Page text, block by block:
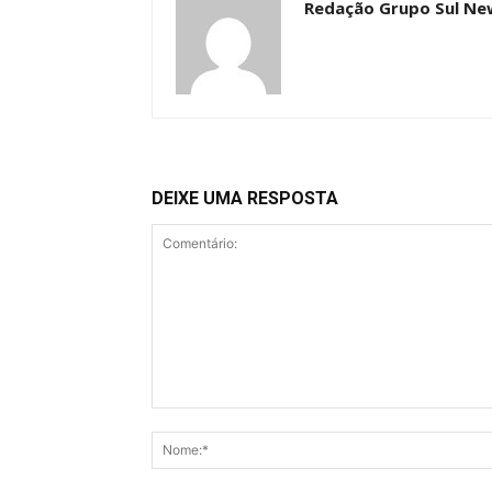
Redação Grupo Sul
DEIXE UMA RESPOSTA